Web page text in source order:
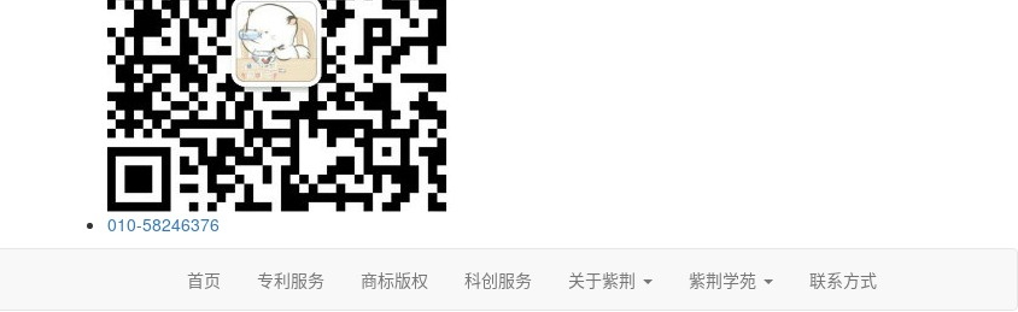
010-58246376
首页 专利服务 商标版权 科创服务 关于紫荆 紫荆学苑 联系方式